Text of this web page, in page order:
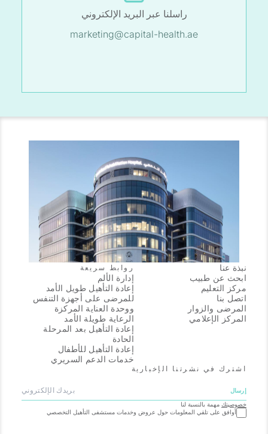
راسلنا عبر البريد الإلكتروني
marketing@capital-health.ae
نبذة عنا
ابحث عن طبيب
مركز التعليم
اتصل بنا
المرضى والزوار
المركز الإعلامي
روابط سريعة
إدارة الألم
إعادة التأهيل طويل الأمد
للمرضى على أجهزة التنفس
ووحدة العناية المركزة
الرعاية طويلة الأمد
إعادة التأهيل بعد المرحلة
الحادة
إعادة التأهيل للأطفال
خدمات الدعم السريري
اشترك في نشرتنا الإخبارية
خصوصيتك مهمة بالنسبة لنا
أوافق على تلقي المعلومات حول عروض وخدمات مستشفى التأهيل التخصصي